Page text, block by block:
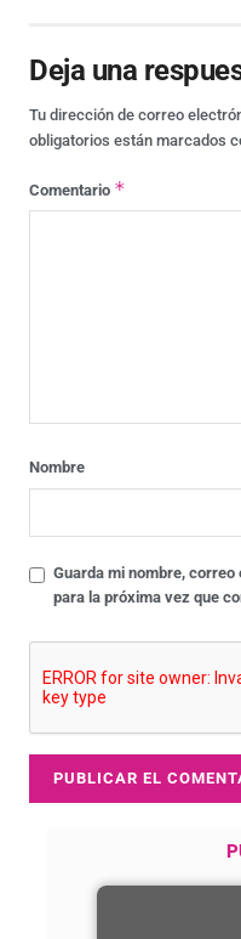
Deja una
Tu dirección de correo
obligatorios están marcados
Comentario *
Nombre
Guarda mi nombre,
para la próxima vez que